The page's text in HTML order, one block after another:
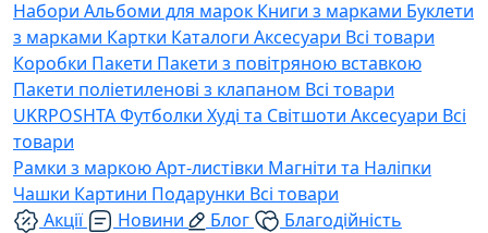
Набори Альбоми для марок Книги з марками Буклети
з марками Картки Каталоги Аксесуари Всі товари
Коробки Пакети Пакети з повітряною вставкою
Пакети поліетиленові з клапаном Всі товари
UKRPOSHTAФутболки Худі та Світшоти Аксесуари Всі
товари
Рамки з маркоюАрт-листівки Магніти та Наліпки
Чашки Картини Подарунки Всі товари
Акції
Новини Блог
Благодійність